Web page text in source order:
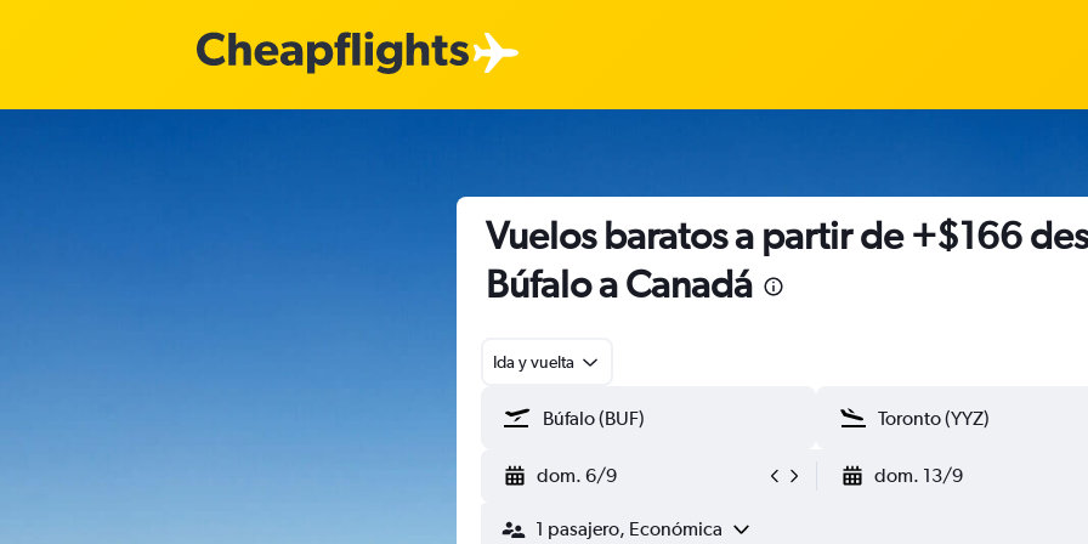
Vuelos baratos a partir de +$166
Búfalo a Canadá
Ida y vuelta
dom. 6/9 dom. 13/9
1 pasajero, Económica